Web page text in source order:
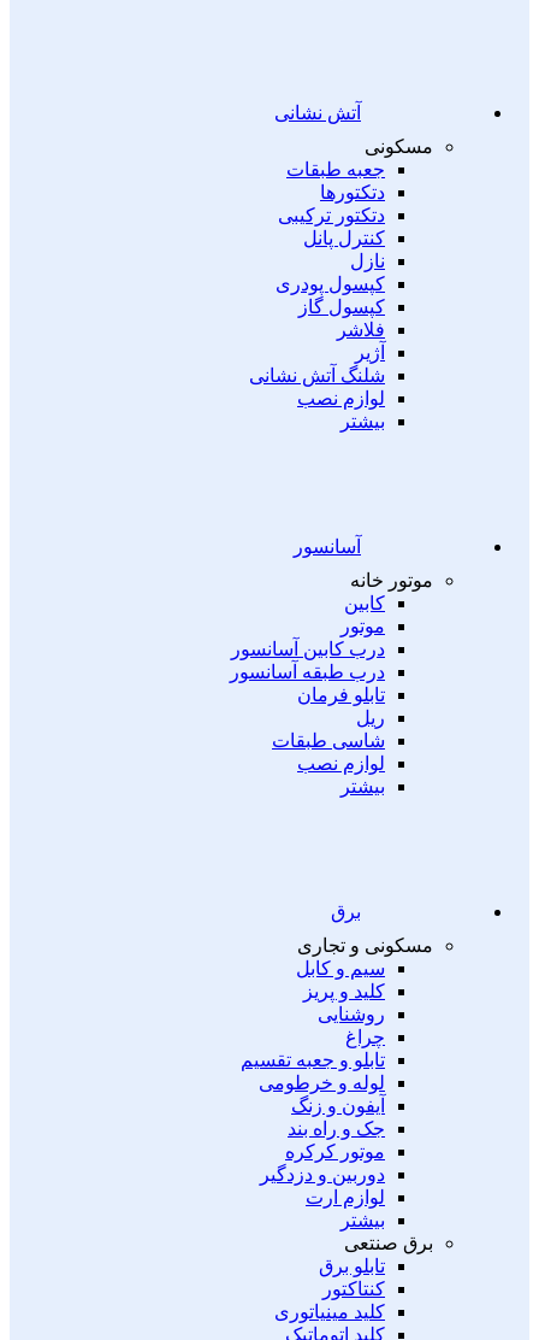
آتش نشانی
مسکونی
جعبه طبقات
دتکتورها
دتکتور ترکیبی
کنترل پانل
نازل
کپسول پودری
کپسول گاز
فلاشر
آژیر
شلنگ آتش نشانی
لوازم نصب
بیشتر
آسانسور
موتور خانه
کابین
موتور
درب کابین آسانسور
درب طبقه آسانسور
تابلو فرمان
ریل
شاسی طبقات
لوازم نصب
بیشتر
برق
مسکونی و تجاری
سیم و کابل
کلید و پریز
روشنایی
چراغ
تابلو و جعبه تقسیم
لوله و خرطومی
آیفون و زنگ
جک و راه بند
موتور کرکره
دوربین و دزدگیر
لوازم ارت
بیشتر
برق صنتعی
تابلو برق
کنتاکتور
کلید مینیاتوری
کلید اتوماتیک